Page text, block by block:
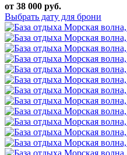
от 38 000 руб.
Выбрать дату для брони